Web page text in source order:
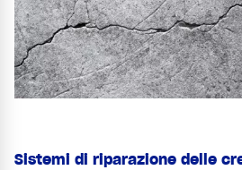
Sistemi di riparazione delle